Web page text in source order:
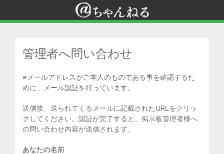
管理者へ問い合わせ
※メールアドレスがご本人のものである事を確認するた
めに、メール認証を行っています。
送信後、送られてくるメールに記載されたURLをクリッ
クしてください。認証が完了すると、掲示板管理者様へ
の問い合わせ内容が送信されます。
あなたの名前